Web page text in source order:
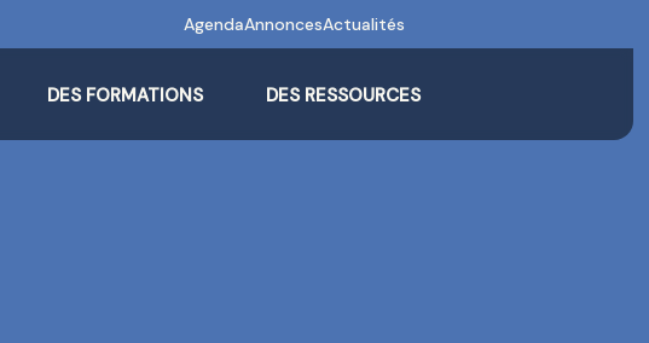
AgendaAnnoncesActualités
DES FORMATIONS DES RESSOURCES